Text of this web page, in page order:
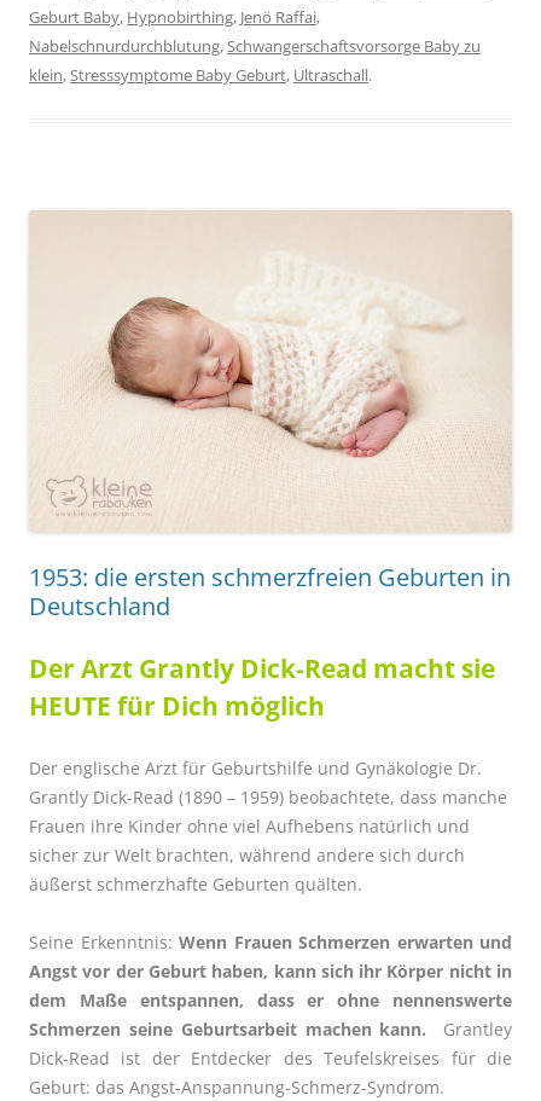
Geburt Baby, Hypnobirthing, Jenö Raffai,
Nabelschnurdurchblutung,Schwangerschaftsvorsorge Baby zu
klein,Stresssymptome Baby Geburt, Ultraschall.
1953: die ersten schmerzfreien Geburten in
Deutschland
Der Arzt Grantly Dick-Read macht sie
HEUTE für Dich möglich
Der englische Arzt für Geburtshilfe und Gynäkologie Dr.
Grantly Dick-Read (1890 – 1959) beobachtete, dass manche
Frauen ihre Kinder ohne viel Aufhebens natürlich und
sicher zur Welt brachten, während andere sich durch
äußerst schmerzhafte Geburten quälten.
Seine Erkenntnis: Wenn Frauen Schmerzen erwarten und
Angst vor der Geburt haben, kann sich ihr Körper nicht in
dem Maße entspannen, dass er ohne nennenswerte
Schmerzen seine Geburtsarbeit machen kann. Grantley
Dick-Read ist der Entdecker des Teufelskreises für die
Geburt: das Angst-Anspannung-Schmerz-Syndrom.